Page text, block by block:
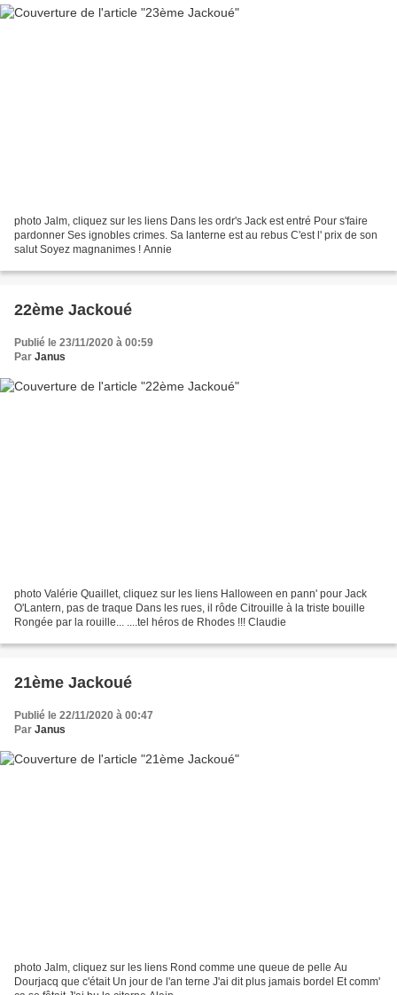
photo Jalm, cliquez sur les liens Dans les ordr's Jack est entré Pour s'faire
pardonner Ses ignobles crimes. Sa lanterne est au rebus C'est l' prix de son
salut Soyez magnanimes ! Annie
22ème Jackoué
Publié le 23/11/2020 à 00:59
Par Janus
photo Valérie Quaillet, cliquez sur les liens Halloween en pann' pour Jack
O'Lantern, pas de traque Dans les rues, il rôde Citrouille à la triste bouille
Rongée par la rouille... ....tel héros de Rhodes !!! Claudie
21ème Jackoué
Publié le 22/11/2020 à 00:47
Par Janus
photo Jalm, cliquez sur les liens Rond comme une queue de pelle Au
Dourjacq que c'était Un jour de l'an terne J'ai dit plus jamais bordel Et comm'